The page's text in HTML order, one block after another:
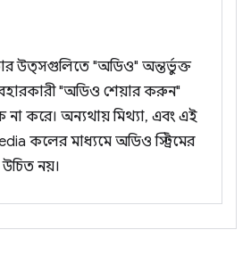
উত্সগুলিতে "অডিও" অন্তর্ভুক্ত
"অডিও শেয়ার করুন"
করে। অন্যথায় মিথ্যা, এবং এই
কলের মাধ্যমে অডিও স্ট্রিমের
নয়।